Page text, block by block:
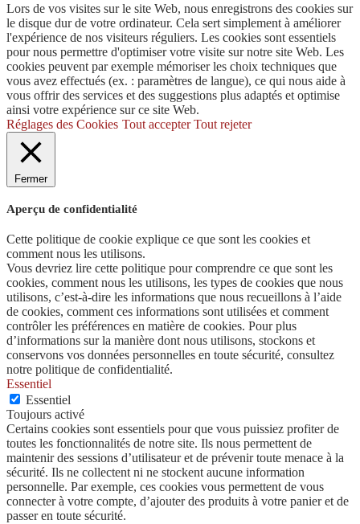
Lors de vos visites sur le site Web, nous enregistrons des cookies sur
le disque dur de votre ordinateur. Cela sert simplement à améliorer
l'expérience de nos visiteurs réguliers. Les cookies sont essentiels
pour nous permettre d'optimiser votre visite sur notre site Web. Les
cookies peuvent par exemple mémoriser les choix techniques que
vous avez effectués (ex. : paramètres de langue), ce qui nous aide à
vous offrir des services et des suggestions plus adaptés et optimise
ainsi votre expérience sur ce site Web.
Réglages des Cookies Tout accepter Tout rejeter
Fermer
Aperçu de confidentialité
Cette politique de cookie explique ce que sont les cookies et
comment nous les utilisons.
Vous devriez lire cette politique pour comprendre ce que sont les
cookies, comment nous les utilisons, les types de cookies que nous
utilisons, c’est-à-dire les informations que nous recueillons à l’aide
de cookies, comment ces informations sont utilisées et comment
contrôler les préférences en matière de cookies. Pour plus
d’informations sur la manière dont nous utilisons, stockons et
conservons vos données personnelles en toute sécurité, consultez
notre politique de confidentialité.
Essentiel
Essentiel
Toujours activé
Certains cookies sont essentiels pour que vous puissiez profiter de
toutes les fonctionnalités de notre site. Ils nous permettent de
maintenir des sessions d’utilisateur et de prévenir toute menace à la
sécurité. Ils ne collectent ni ne stockent aucune information
personnelle. Par exemple, ces cookies vous permettent de vous
connecter à votre compte, d’ajouter des produits à votre panier et de
passer en toute sécurité.